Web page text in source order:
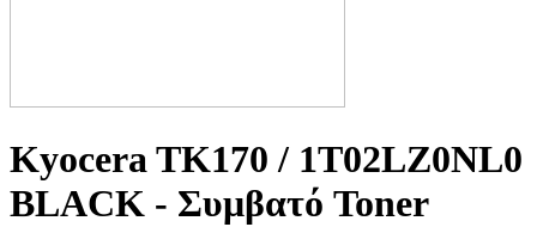
Kyocera TK170 / 1T02LZ0NL0
BLACK - Συμβατό Toner